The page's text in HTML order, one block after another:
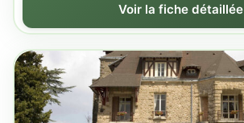
Voir la fiche détaillée